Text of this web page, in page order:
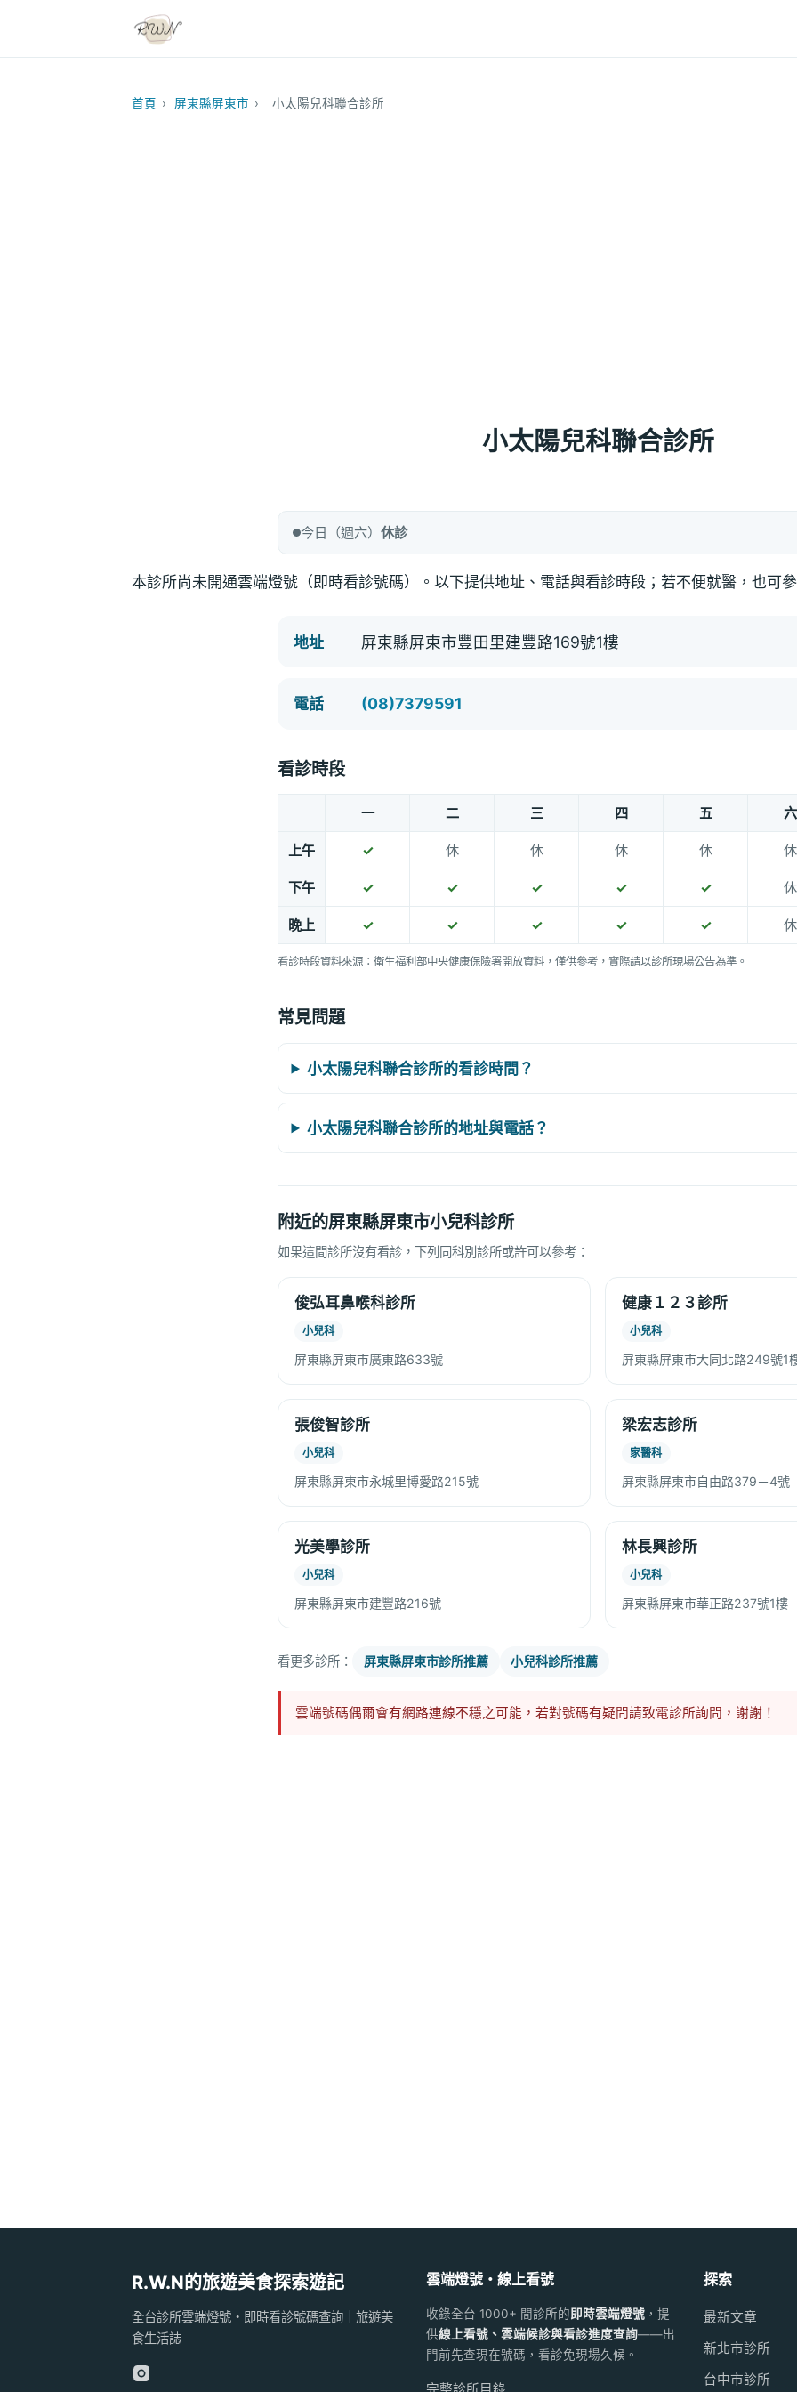
首頁 › 屏東縣屏東市 › 小太陽兒科聯合診所
小太陽兒科聯合診所
今日（週六） 休診
本診所尚未開通雲端燈號（即時看診號碼）。以下提供地址、電話與看診時段；若不便就醫，也可
地址 屏東縣屏東市豐田里建豐路169號1樓
電話 (08)7379591
看診時段
一 二 三 四 五 六
上午 ✓ 休 休 休 休 休
下午 ✓ ✓ ✓ ✓ ✓ 休
晚上 ✓ ✓ ✓ ✓ ✓ 休
看診時段資料來源：衛生福利部中央健康保險署開放資料，僅供參考，實際請以診所現場公告為準。
常見問題
小太陽兒科聯合診所的看診時間？
小太陽兒科聯合診所的地址與電話？
附近的屏東縣屏東市小兒科診所
如果這間診所沒有看診，下列同科別診所或許可以參考：
俊弘耳鼻喉科診所
小兒科
屏東縣屏東市廣東路633號
健康１２３診所
小兒科
屏東縣屏東市大同北路249號1
張俊智診所
小兒科
屏東縣屏東市永城里博愛路215號
梁宏志診所
家醫科
屏東縣屏東市自由路379－4號
光美學診所
小兒科
屏東縣屏東市建豐路216號
林長興診所
小兒科
屏東縣屏東市華正路237號1樓
看更多診所： 屏東縣屏東市診所推薦 小兒科診所推薦
雲端號碼偶爾會有網路連線不穩之可能，若對號碼有疑問請致電診所詢問，謝謝！
R.W.N的旅遊美食探索遊記
全台診所雲端燈號・即時看診號碼查詢｜旅遊美
食生活誌
雲端燈號・線上看號
收錄全台 1000+ 間診所的 即時雲端燈號，提
供線上看號、雲端候診與看診進度查詢——出
門前先查現在號碼，看診免現場久候。
探索
最新文章
新北市診所
台中市診所